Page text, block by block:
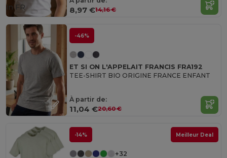
8,97 €14,16 €
in FR
-46%
ET SI ON L'APPELAIT FRANCIS FRA192
TEE-SHIRT BIO ORIGINE FRANCE ENFANT
À partir de:
11,04 €20,60 €
-14% Meilleur Deal
+32